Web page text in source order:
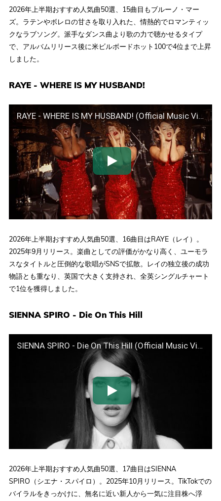
2026年上半期おすすめ人気曲50選、15曲目もブルーノ・マー
ズ。ラテンやボレロの甘さを取り入れた、情熱的でロマンティッ
クなラブソング。派手なダンス曲より歌の力で聴かせるタイプ
で、アルバムリリース後に米ビルボードホット100で4位まで上昇
しました。
RAYE - WHERE IS MY HUSBAND!
RAYE - WHERE IS MY HUSBAND! (Official Music Video)
2026年上半期おすすめ人気曲50選、16曲目はRAYE（レイ）。
2025年9月リリース。楽曲としての評価がかなり高く、ユーモラ
スなタイトルと圧倒的な歌唱がSNSで拡散。レイの独立後の成功
物語とも重なり、英国で大きく支持され、全英シングルチャート
で1位を獲得しました。
SIENNA SPIRO - Die On This Hill
SIENNA SPIRO - Die On This Hill (Official Music Video)
2026年上半期おすすめ人気曲50選、17曲目はSIENNA
SPIRO（シエナ・スパイロ）。2025年10月リリース。TikTokでの
バイラルをきっかけに、無名に近い新人から一気に注目株へ浮